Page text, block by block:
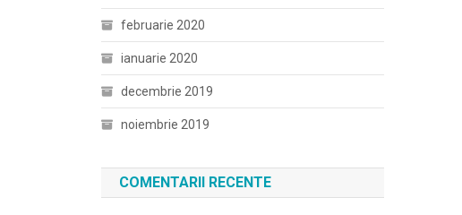
februarie 2020
ianuarie 2020
decembrie 2019
noiembrie 2019
COMENTARII RECENTE